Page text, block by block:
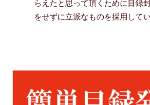
らえたと思って頂くために目録
をせずに立派なものを採用してい